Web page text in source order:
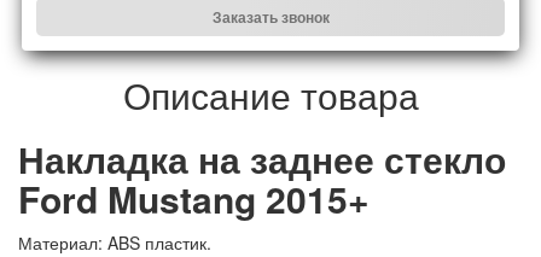
Заказать звонок
Описание товара
Накладка на заднее стекло
Ford Mustang 2015+
Материал: ABS пластик.